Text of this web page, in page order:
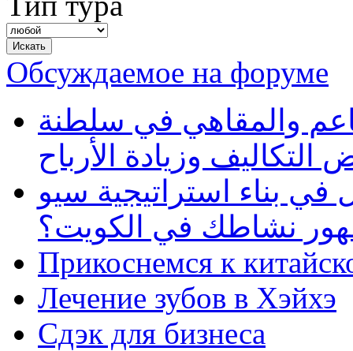
Обсуждаемое на форуме
والمقاهي في سلطنة
وزيادة الأرباح
بناء استراتيجية سيو
نشاطك في الكويت؟
Прикоснемся к
Лечение зубов в Хэйхэ
Сдэк для бизнеса